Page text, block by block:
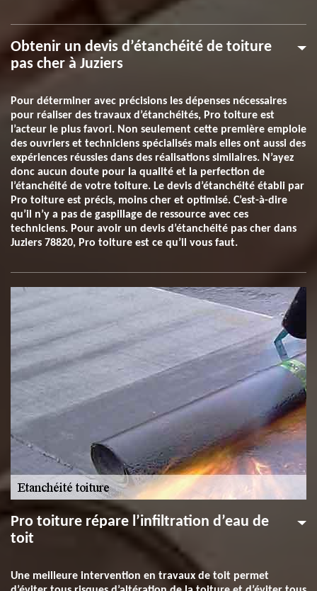
Obtenir un devis d’étanchéité de toiture
pas cher à Juziers
Pour déterminer avec précisions les dépenses nécessaires
pour réaliser des travaux d’étanchéités, Pro toiture est
l’acteur le plus favori. Non seulement cette première emploie
des ouvriers et techniciens spécialisés mais elles ont aussi des
expériences réussies dans des réalisations similaires. N’ayez
donc aucun doute pour la qualité et la perfection de
l’étanchéité de votre toiture. Le devis d’étanchéité établi par
Pro toiture est précis, moins cher et optimisé. C’est-à-dire
qu’il n’y a pas de gaspillage de ressource avec ces
techniciens. Pour avoir un devis d’étanchéité pas cher dans
Juziers 78820, Pro toiture est ce qu’il vous faut.
Pro toiture répare l’infiltration d’eau de
toit
Une meilleure intervention en travaux de toit permet